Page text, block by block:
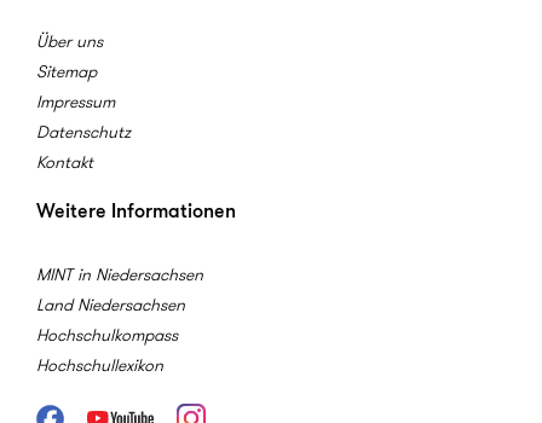
Über uns
Sitemap
Impressum
Datenschutz
Kontakt
Weitere Informationen
MINT in Niedersachsen
Land Niedersachsen
Hochschulkompass
Hochschullexikon
FacebookYoutube Instagram